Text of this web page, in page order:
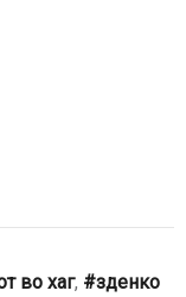
во хаг,
зденко